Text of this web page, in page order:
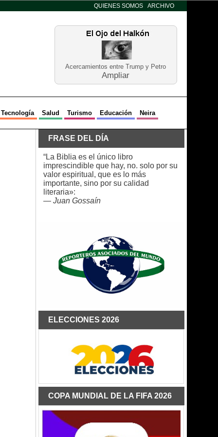
QUIENES SOMOS ARCHIVO
Acercamientos entre Trump y Petro
Ampliar
Tecnología Salud Turismo Educación Neira
FRASE DEL DÍA
“La Biblia es el único libro
imprescindible que hay, no. solo por su
valor espiritual, que es lo más
importante, sino por su calidad
literaria»:
— Juan Gossaín
ELECCIONES 2026
COPA MUNDIAL DE LA FIFA 2026